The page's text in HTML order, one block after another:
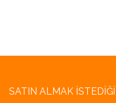
SATIN ALMAK